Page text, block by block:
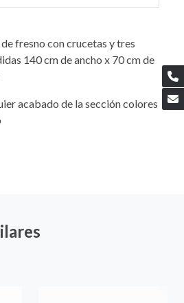
fresno con crucetas y tres
140 cm de ancho x 70 cm de
acabado de la sección colores